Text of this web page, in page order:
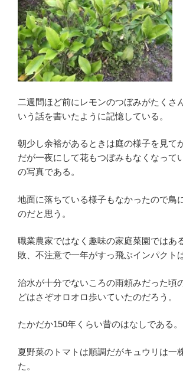
二週間ほど前にレモンのつぼみがたくさ
いう話を書いたように記憶している。
朝少し余裕があるときは庭の様子を見て
だが一夜にして花もつぼみもなくなって
の写真である。
地面に落ちている様子もなかったので鳥
のだと思う。
職業農家ではなく趣味の家庭菜園ではあ
敗、不注意で一年がすっ飛ぶインパクト
治水が十分でないころの雨頼みだった頃
どはさぞオロオロ歩いていたのだろう。
たかだか150年くらい昔のはなしである。
夏野菜のトマトは順調だがキュウリは一
た。